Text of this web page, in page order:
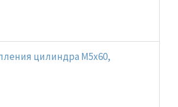
цилиндра M5x60,